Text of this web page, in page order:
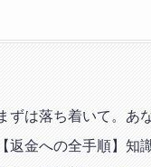
ずは落ち着いて。あ
【返金への全手順】知